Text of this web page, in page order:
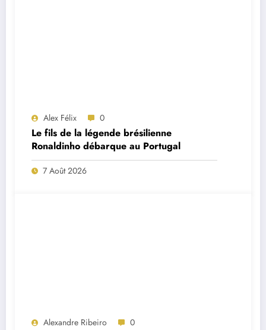
Alex Félix 0
Le fils de la légende brésilienne
Ronaldinho débarque au Portugal
7 Août 2026
Alexandre Ribeiro 0